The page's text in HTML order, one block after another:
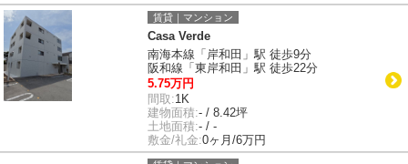
賃貸｜マンション
Casa Verde
南海本線「岸和田」駅 徒歩9分
阪和線「東岸和田」駅 徒歩22分
5.75万円
間取:1K
建物面積:- / 8.42坪
土地面積:- / -
敷金/礼金:0ヶ月/6万円